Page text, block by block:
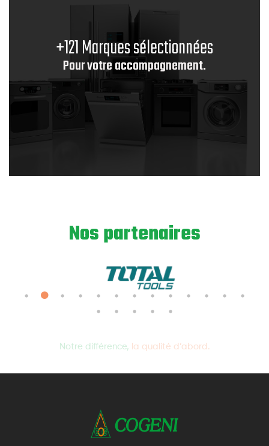
+121 Marques sélectionnées
Pour votre accompagnement.
Nos partenaires
Notre différence, la qualité d’abord.